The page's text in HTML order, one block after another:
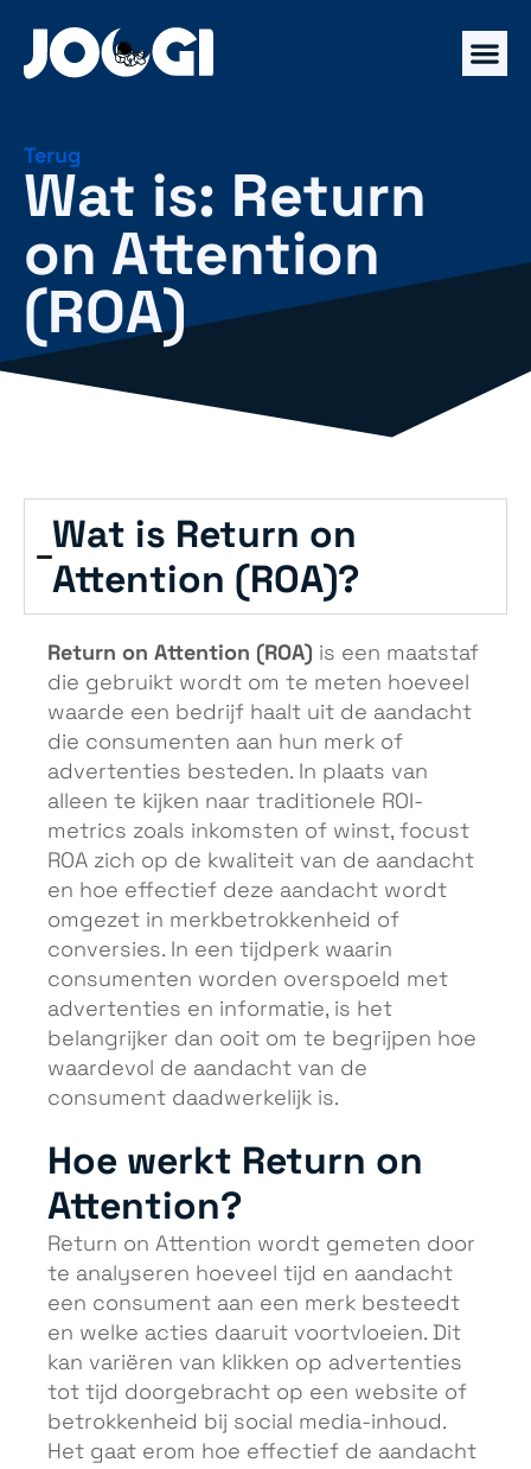
Terug
Wat is: Return
on Attention
(ROA)
Wat is Return on
Attention (ROA)?
Return on Attention (ROA) is een maatstaf
die gebruikt wordt om te meten hoeveel
waarde een bedrijf haalt uit de aandacht
die consumenten aan hun merk of
advertenties besteden. In plaats van
alleen te kijken naar traditionele ROI-
metrics zoals inkomsten of winst, focust
ROA zich op de kwaliteit van de aandacht
en hoe effectief deze aandacht wordt
omgezet in merkbetrokkenheid of
conversies. In een tijdperk waarin
consumenten worden overspoeld met
advertenties en informatie, is het
belangrijker dan ooit om te begrijpen hoe
waardevol de aandacht van de
consument daadwerkelijk is.
Hoe werkt Return on
Attention?
Return on Attention wordt gemeten door
te analyseren hoeveel tijd en aandacht
een consument aan een merk besteedt
en welke acties daaruit voortvloeien. Dit
kan variëren van klikken op advertenties
tot tijd doorgebracht op een website of
betrokkenheid bij social media-inhoud.
Het gaat erom hoe effectief de aandacht